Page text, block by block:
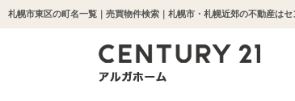
札幌市東区の町名一覧｜売買物件検索｜札幌市・札幌近郊の不動産は